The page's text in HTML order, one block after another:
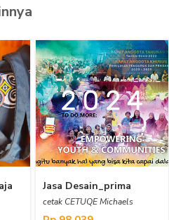
Jasa Desain_prima
cetak CETUQE Michaels